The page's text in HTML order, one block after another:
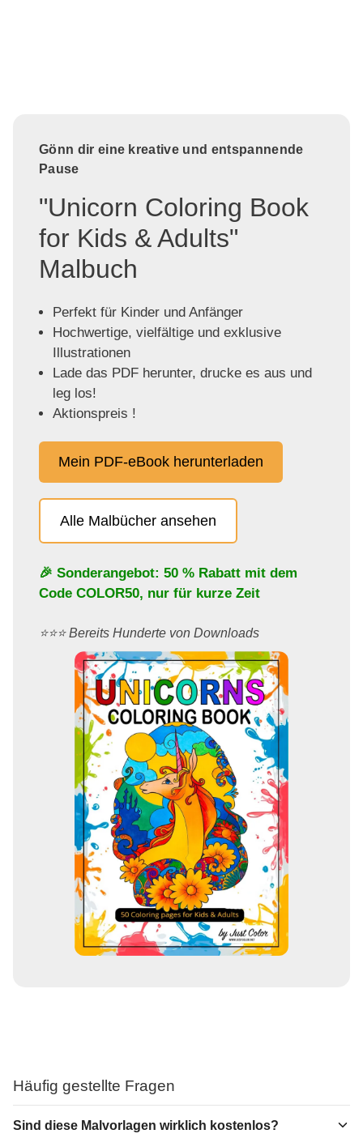
Gönn dir eine kreative und entspannende
Pause
"Unicorn Coloring Book
for Kids & Adults"
Malbuch
Perfekt für Kinder und Anfänger
Hochwertige, vielfältige und exklusive
Illustrationen
Lade das PDF herunter, drucke es aus und
leg los!
Aktionspreis !
Mein PDF-eBook herunterladen
Alle Malbücher ansehen
🎉 Sonderangebot: 50 % Rabatt mit dem
Code COLOR50, nur für kurze Zeit
⭐️⭐️⭐️ Bereits Hunderte von Downloads
Häufig gestellte Fragen
Sind diese Malvorlagen wirklich kostenlos?